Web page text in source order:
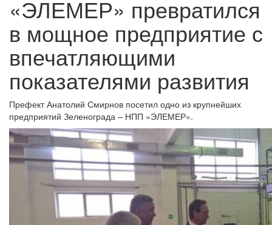
«ЭЛЕМЕР» превратился
в мощное предприятие с
впечатляющими
показателями развития
Префект Анатолий Смирнов посетил одно из крупнейших
предприятий Зеленограда – НПП «ЭЛЕМЕР».